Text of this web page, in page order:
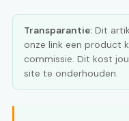
Transparantie: Dit
onze link een product
commissie. Dit kost
site te onderhouden.